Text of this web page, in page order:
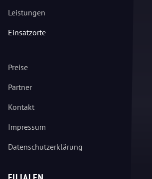
Leistungen
Einsatzorte
Preise
Partner
Kontakt
Impressum
Datenschutzerklärung